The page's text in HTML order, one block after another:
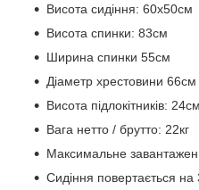
Висота сидіння: 60х50см
Висота спинки: 83см
Ширина спинки 55см
Діаметр хрестовини 66см
Висота підлокітників: 24см
Вага нетто / брутто: 22кг
Максимальне
Сидіння повертається на